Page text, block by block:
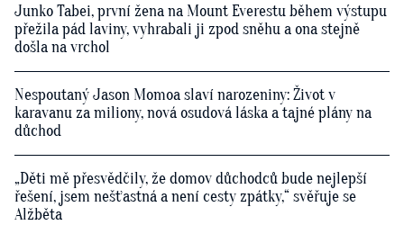
Junko Tabei, první žena na Mount Everestu během výstupu
přežila pád laviny, vyhrabali ji zpod sněhu a ona stejně
došla na vrchol
Nespoutaný Jason Momoa slaví narozeniny: Život v
karavanu za miliony, nová osudová láska a tajné plány na
důchod
„Děti mě přesvědčily, že domov důchodců bude nejlepší
řešení, jsem nešťastná a není cesty zpátky,“ svěřuje se
Alžběta